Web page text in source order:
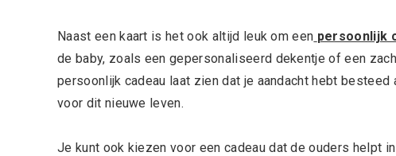
Naast een kaart is het ook altijd leuk om een persoonlijk
de baby, zoals een gepersonaliseerd dekentje of een
persoonlijk cadeau laat zien dat je aandacht hebt
voor dit nieuwe leven.
Je kunt ook kiezen voor een cadeau dat de ouders helpt